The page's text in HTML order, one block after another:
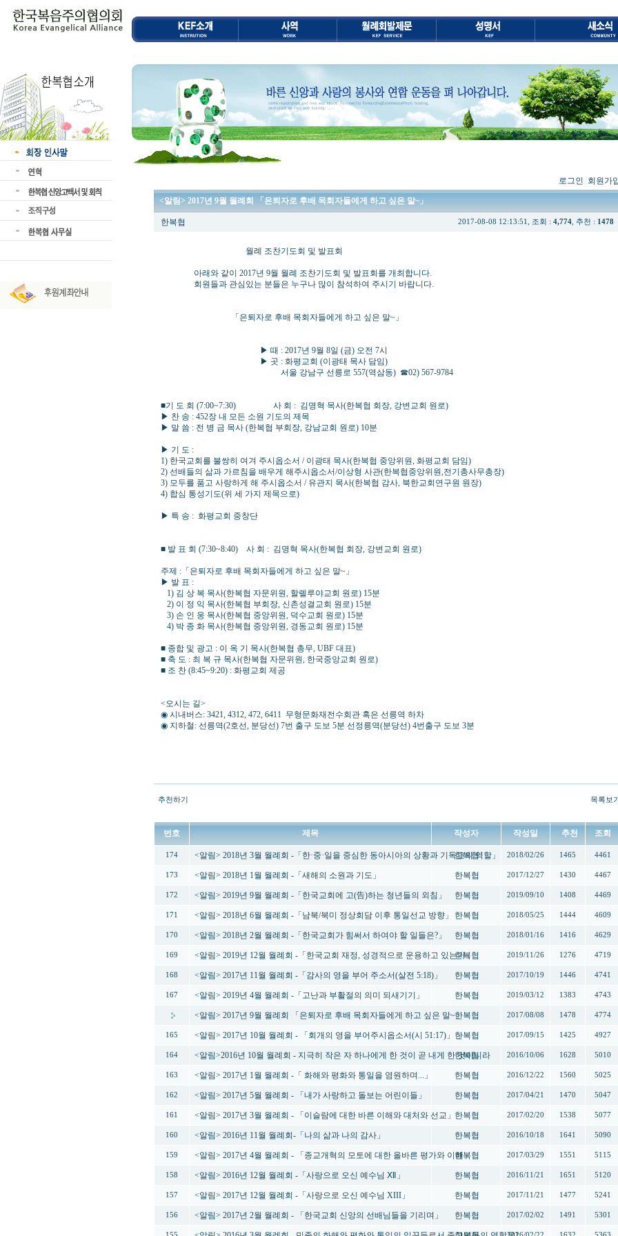
로그인 회원가
<알림> 2017년 9월 월례회 「은퇴자로 후배 목회자들에게 하고 싶은 말~」
한복협 2017-08-08 12:13:51, 조회 : 4,774, 추천 : 1478
월례 조찬기도회 및 발표회
아래와 같이 2017년 9월 월례 조찬기도회 및 발표회를 개최합니다.
회원들과 관심있는 분들은 누구나 많이 참석하여 주시기 바랍니다.
「은퇴자로 후배 목회자들에게 하고 싶은 말~」
▶ 때 : 2017년 9월 8일 (금) 오전 7시
▶ 곳 : 화평교회 (이광태 목사 담임)
서울 강남구 선릉로 557(역삼동) ☎02) 567-9784
■기 도 회 (7:00~7:30) 사 회 : 김명혁 목사(한복협 회장, 강변교회 원로)
▶ 찬 송 : 452장 내 모든 소원 기도의 제목
▶ 말 씀 : 전 병 금 목사 (한복협 부회장, 강남교회 원로) 10분
▶ 기 도 :
1) 한국교회를 불쌍히 여겨 주시옵소서 / 이광태 목사(한복협 중앙위원, 화평교회 담임)
2) 선배들의 삶과 가르침을 배우게 해주시옵소서/이상형 사관(한복협중앙위원,전기총사무총장)
3) 모두를 품고 사랑하게 해 주시옵소서 / 유관지 목사(한복협 감사, 북한교회연구원 원장)
4) 합심 통성기도(위 세 가지 제목으로)
▶ 특 송 : 화평교회 중창단
■ 발 표 회 (7:30~8:40) 사 회 : 김명혁 목사(한복협 회장, 강변교회 원로)
주제 :「은퇴자로 후배 목회자들에게 하고 싶은 말~」
▶ 발 표 :
1) 김 상 복 목사(한복협 자문위원, 할렐루야교회 원로) 15분
2) 이 정 익 목사(한복협 부회장, 신촌성결교회 원로) 15분
3) 손 인 웅 목사(한복협 중앙위원, 덕수교회 원로) 15분
4) 박 종 화 목사(한복협 중앙위원, 경동교회 원로) 15분
■ 종합 및 광고 : 이 옥 기 목사(한복협 총무, UBF 대표)
■ 축 도 : 최 복 규 목사(한복협 자문위원, 한국중앙교회 원로)
■ 조 찬 (8:45~9:20) : 화평교회 제공
<오시는 길>
◉ 시내버스: 3421, 4312, 472, 6411 무형문화재전수회관 혹은 선릉역 하차
◉ 지하철: 선릉역(2호선, 분당선) 7번 출구 도보 5분 선정릉역(분당선) 4번출구 도보 3분
추천하기 목록보
번호 제목 작성자 작성일 추천 조회
174 <알림> 2018년 3월 월례회 -「한·중·일을 중심한 동아시아의 상황과 기독교의 역할」
한복협 2018/02/26 1465 4461
173 <알림> 2018년 1월 월례회 -「새해의 소원과 기도」 한복협 2017/12/27 1430 4467
172 <알림> 2019년 9월 월례회 -「한국교회에 고(告)하는 청년들의 외침」 한복협 2019/09/10 1408 4469
171 <알림> 2018년 6월 월례회 -「남북/북미 정상회담 이후 통일선교 방향」 한복협 2018/05/25 1444 4609
170 <알림> 2018년 2월 월례회 -「한국교회가 힘써서 하여야 할 일들은?」 한복협 2018/01/16 1416 4629
169 <알림> 2019년 12월 월례회 -「한국교회 재정, 성경적으로 운용하고 있는가」
한복협 2019/11/26 1276 4719
168 <알림> 2017년 11월 월례회 -「감사의 영을 부어 주소서(살전 5:18)」 한복협 2017/10/19 1446 4741
167 <알림> 2019년 4월 월례회 -「고난과 부활절의 의미 되새기기」 한복협 2019/03/12 1383 4743
<알림> 2017년 9월 월례회 「은퇴자로 후배 목회자들에게 하고 싶은 말~」한복협 2017/08/08 1478 4774
165 <알림> 2017년 10월 월례회 - 「회개의 영을 부어주시옵소서(시 51:17)」 」한복협 2017/09/15 1425 4927
164 <알림>2016년 10월 월례회 - 지극히 작은 자 하나에게 한 것이 곧 내게 한 것이니라
한복협 2016/10/06 1628 5010
163 <알림> 2017년 1월 월례회 -「 화해와 평화와 통일을 염원하며...」 한복협 2016/12/22 1560 5025
162 <알림> 2017년 5월 월례회 - 「내가 사랑하고 돌보는 어린이들」 한복협 2017/04/21 1470 5047
161 <알림> 2017년 3월 월례회 - 「이슬람에 대한 바른 이해와 대처와 선교」 한복협 2017/02/20 1538 5077
160 <알림> 2016년 11월 월례회-「나의 삶과 나의 감사」 한복협 2016/10/18 1641 5090
159 <알림> 2017년 4월 월례회 - 「종교개혁의 모토에 대한 올바른 평가와 이해」
한복협 2017/03/29 1551 5115
158 <알림> 2016년 12월 월례회 -「사랑으로 오신 예수님 Ⅻ」 한복협 2016/11/21 1651 5120
157 <알림> 2017년 12월 월례회 -「사랑으로 오신 예수님 XIII」 한복협 2017/11/21 1477 5241
156 <알림> 2017년 2월 월례회 - 「한국교회 신앙의 선배님들을 기리며」 한복협 2017/02/02 1491 5301